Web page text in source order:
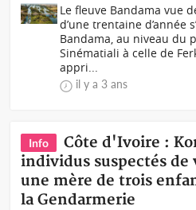
Le fleuve Bandama vue
d’une trentaine d’année
Bandama, au niveau du
Sinématiali à celle de
appri...
il y a 3 ans
Info
Côte d'Ivoire :
individus suspectés de
une mère de trois
la Gendarmerie